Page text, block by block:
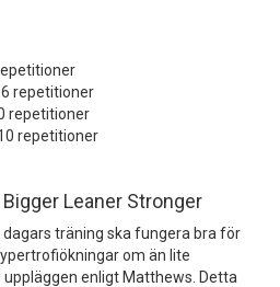
6 repetitioner
repetitioner
repetitioner
Leaner Stronger
träning ska fungera bra för
om än lite
enligt Matthews. Detta